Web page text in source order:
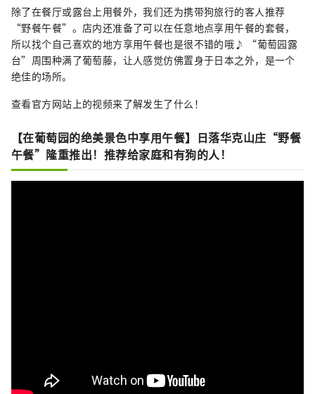
除了在餐厅或露台上用餐外，我们还为携带狗旅行的客人推荐
“野餐午餐”。店内还准备了可以在任意地点享用午餐的套餐，
所以找个自己喜欢的地方享用午餐也是很不错的哦♪ “葡萄园露
台”周围种满了葡萄藤，让人感觉仿佛置身于日本之外，是一个
绝佳的场所。
查看官方网站上的视频来了解发生了什么！
【在葡萄园的绝美景色中享用午餐】日落华克山庄“野餐
午餐”隆重推出！推荐给家庭和有狗的人！